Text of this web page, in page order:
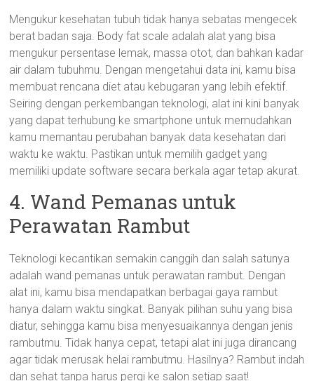
Mengukur kesehatan tubuh tidak hanya sebatas mengecek
berat badan saja. Body fat scale adalah alat yang bisa
mengukur persentase lemak, massa otot, dan bahkan kadar
air dalam tubuhmu. Dengan mengetahui data ini, kamu bisa
membuat rencana diet atau kebugaran yang lebih efektif.
Seiring dengan perkembangan teknologi, alat ini kini banyak
yang dapat terhubung ke smartphone untuk memudahkan
kamu memantau perubahan banyak data kesehatan dari
waktu ke waktu. Pastikan untuk memilih gadget yang
memiliki update software secara berkala agar tetap akurat.
4. Wand Pemanas untuk
Perawatan Rambut
Teknologi kecantikan semakin canggih dan salah satunya
adalah wand pemanas untuk perawatan rambut. Dengan
alat ini, kamu bisa mendapatkan berbagai gaya rambut
hanya dalam waktu singkat. Banyak pilihan suhu yang bisa
diatur, sehingga kamu bisa menyesuaikannya dengan jenis
rambutmu. Tidak hanya cepat, tetapi alat ini juga dirancang
agar tidak merusak helai rambutmu. Hasilnya? Rambut indah
dan sehat tanpa harus pergi ke salon setiap saat!